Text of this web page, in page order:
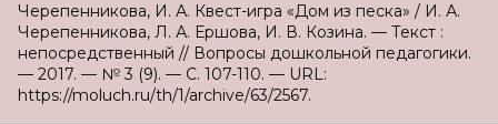
Черепенникова, И. А. Квест-игра «Дом из песка» / И. А.
Черепенникова, Л. А. Ершова, И. В. Козина. — Текст :
непосредственный // Вопросы дошкольной педагогики.
— 2017. — № 3 (9). — С. 107-110. — URL:
https://moluch.ru/th/1/archive/63/2567.